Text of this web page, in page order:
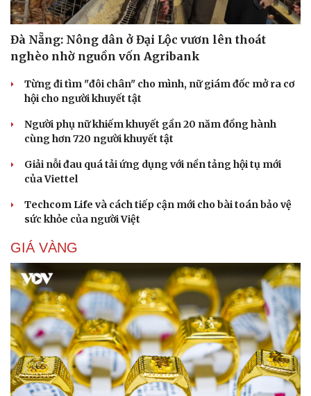
Đà Nẵng: Nông dân ở Đại Lộc vươn lên thoát
nghèo nhờ nguồn vốn Agribank
Từng đi tìm "đôi chân" cho mình, nữ giám đốc mở ra cơ
hội cho người khuyết tật
Người phụ nữ khiếm khuyết gần 20 năm đồng hành
cùng hơn 720 người khuyết tật
Giải nỗi đau quá tải ứng dụng với nền tảng hội tụ mới
của Viettel
Techcom Life và cách tiếp cận mới cho bài toán bảo vệ
sức khỏe của người Việt
GIÁ VÀNG